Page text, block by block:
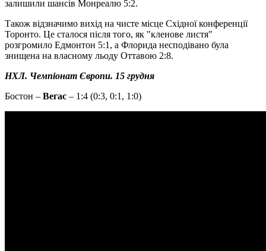
залишили шансів Монреалю 5:2.
Також відзначимо вихід на чисте місце Східної конференції
Торонто. Це сталося після того, як "кленове листя"
розгромило Едмонтон 5:1, а Флорида несподівано була
знищена на власному льоду Оттавою 2:8.
НХЛ. Чемпіонат Європи. 15 грудня
Бостон – Вегас – 1:4 (0:3, 0:1, 1:0)